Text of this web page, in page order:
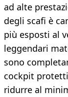
ad alte
degli scafi è
più esposti al
leggendari
sono
cockpit
ridurre al